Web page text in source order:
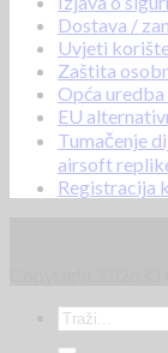
Dostava /
Uvjeti
Zaštita
Opća
EU
Tumačenje
airsoft
Registracija